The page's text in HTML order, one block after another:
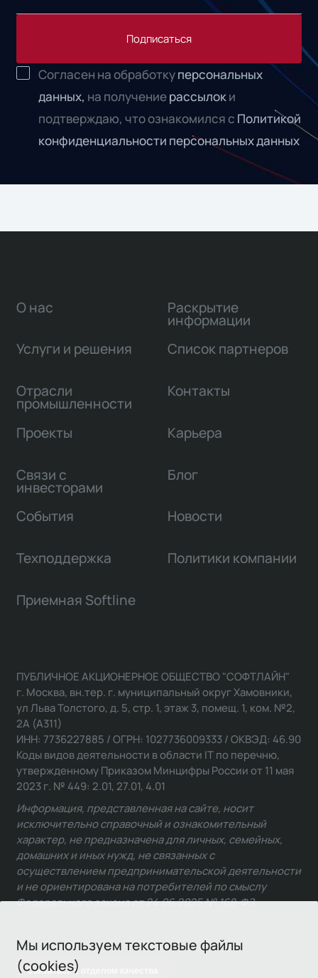
Подписаться
Согласен на обработкуперсональных
данных, на получениерассылок и
подтверждаю, что ознакомился с Политикой
конфиденциальности персональных данных
Мы используем текстовые файлы
(cookies)
О нас
Услуги и решения
Отрасли
промышленности
Проекты
Связи с
инвесторами
Раскрытие
информации
Список партнеров
Контакты
Карьера
Блог
События Новости
Техподдержка Политики компании
Приемная Softline
Связаться с отделом качества
ПУБЛИЧНОЕ АКЦИОНЕРНОЕ ОБЩЕСТВО "СОФТЛАЙН"
г. Москва, вн.тер. г. муниципальный округ Хамовники,
ул Льва Толстого, д. 5, стр. 1, этаж 3, помещ. 1, ком. №2,
2А (А311)
ИНН: 7736227885 / ОГРН: 1027736009333 / ОКВЭД: 46.90
Коды видов деятельности в области IT по перечню,
утвержденному Приказом Минцифры России от 11 мая
2023 г. № 449: 2.01, 27.01, 4.01
Информация, представленная на сайте, носит
исключительно справочный и ознакомительный
характер, не предназначена для личных, семейных,
домашних и иных нужд, не связанных с
осуществлением предпринимательской деятельности
и не ориентирована на потребителей по смыслу
Федерального закона от 24.06.2025 № 168-ФЗ.